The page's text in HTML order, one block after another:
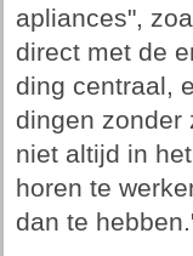
apliances",
direct met de
ding centraal,
dingen zonder
niet altijd in
horen te
dan te